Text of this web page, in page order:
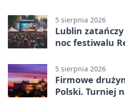
5 sierpnia 2026
Lublin
noc festiwalu
5 sierpnia 2026
Firmowe
Polski. Turniej